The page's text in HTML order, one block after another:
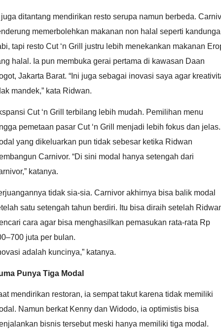
ditantang mendirikan resto serupa namun berbeda.
memerbolehkan makanan non halal seperti
tapi resto Cut ‘n Grill justru lebih menekankan makanan
halal. Ia pun membuka gerai pertama di kawasan Daan
Jakarta Barat. “Ini juga sebagai inovasi saya agar
mandek,” kata Ridwan.
Cut ‘n Grill terbilang lebih mudah. Pemilihan menu
pemetaan pasar Cut ‘n Grill menjadi lebih fokus dan jelas.
yang dikeluarkan pun tidak sebesar ketika Ridwan
Carnivor. “Di sini modal hanya setengah dari
katanya.
tidak sia-sia. Carnivor akhirnya bisa balik modal
satu setengah tahun berdiri. Itu bisa diraih setelah
cara agar bisa menghasilkan pemasukan rata-rata Rp
juta per bulan.
adalah kuncinya,” katanya.
Punya Tiga Modal
mendirikan restoran, ia sempat takut karena tidak memiliki
Namun berkat Kenny dan Widodo, ia optimistis bisa
bisnis tersebut meski hanya memiliki tiga modal.